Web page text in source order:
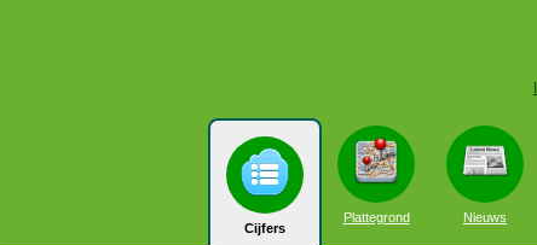
Cijfers
Plattegrond Nieuws